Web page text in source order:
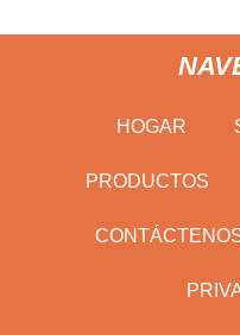
HOGAR
PRODUCTOS